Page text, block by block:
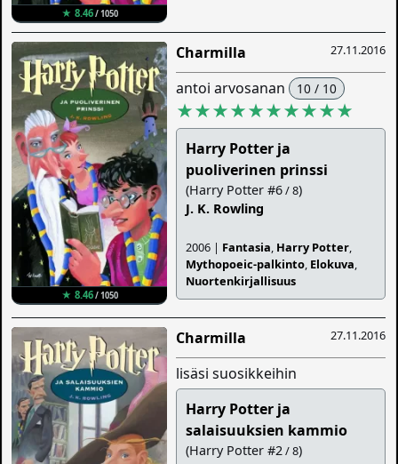
★ 8.46/ 1050
★ 8.46/ 1050
27.11.2016
Charmilla
antoi arvosanan 10 / 10
★★★★★★★★★★
Harry Potter ja
puoliverinen prinssi
(Harry Potter #6/ 8)
J. K. Rowling
2006 | Fantasia, Harry Potter,
Mythopoeic-palkinto, Elokuva,
Nuortenkirjallisuus
27.11.2016
Charmilla
lisäsi suosikkeihin
Harry Potter ja
salaisuuksien kammio
(Harry Potter #2/ 8)